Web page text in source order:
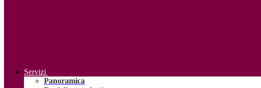
Servizi
Panoramica